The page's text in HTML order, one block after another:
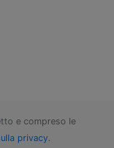
e compreso le
privacy.